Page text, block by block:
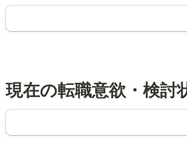
現在の転職意欲・検討